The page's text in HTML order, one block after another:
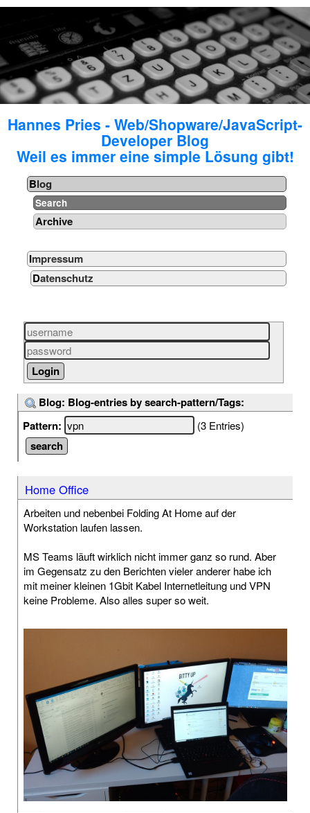
Hannes Pries - Web/Shopware/JavaScript-
Developer Blog
Weil es immer eine simple Lösung gibt!
Blog
Search
Archive
Impressum
Datenschutz
Blog: Blog-entries by search-pattern/Tags:
Pattern:
(3 Entries)
Home Office
Arbeiten und nebenbei Folding At Home auf der
Workstation laufen lassen.
MS Teams läuft wirklich nicht immer ganz so rund. Aber
im Gegensatz zu den Berichten vieler anderer habe ich
mit meiner kleinen 1Gbit Kabel Internetleitung und VPN
keine Probleme. Also alles super so weit.